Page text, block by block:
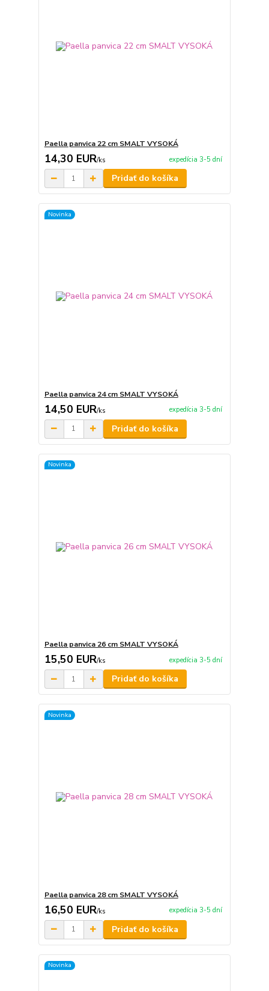
Paella panvica 22 cm SMALT VYSOKÁ
14,30 EUR/ks expedícia 3-5 dní
Pridať do košíka
Novinka
Paella panvica 24 cm SMALT VYSOKÁ
14,50 EUR/ks expedícia 3-5 dní
Pridať do košíka
Novinka
Paella panvica 26 cm SMALT VYSOKÁ
15,50 EUR/ks expedícia 3-5 dní
Pridať do košíka
Novinka
Paella panvica 28 cm SMALT VYSOKÁ
16,50 EUR/ks expedícia 3-5 dní
Pridať do košíka
Novinka